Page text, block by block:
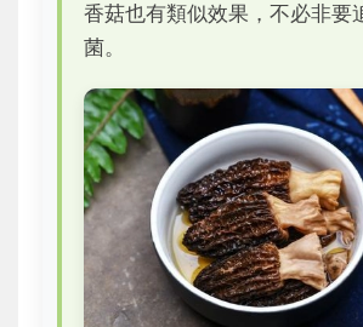
香菇也有類似效果，不必非要
菌。